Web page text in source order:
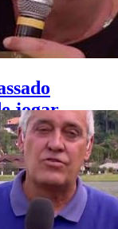
jogar